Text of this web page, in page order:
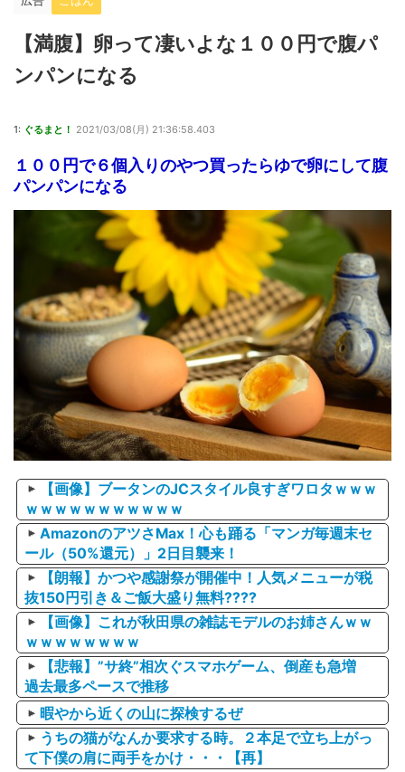
【満腹】卵って凄いよな１００円で腹パ
ンパンになる
1: ぐるまと！ 2021/03/08(月) 21:36:58.403
１００円で６個入りのやつ買ったらゆで卵にして腹
パンパンになる
【画像】ブータンのJCスタイル良すぎワロタｗｗｗ
ｗｗｗｗｗｗｗｗｗｗｗ
AmazonのアツさMax！心も踊る「マンガ毎週末セ
ール（50%還元）」2日目襲来！
【朗報】かつや感謝祭が開催中！人気メニューが税
抜150円引き＆ご飯大盛り無料????
【画像】これが秋田県の雑誌モデルのお姉さんｗｗ
ｗｗｗｗｗｗｗｗ
【悲報】”サ終”相次ぐスマホゲーム、倒産も急増
過去最多ペースで推移
暇やから近くの山に探検するぜ
うちの猫がなんか要求する時。２本足で立ち上がっ
て下僕の肩に両手をかけ・・・【再】